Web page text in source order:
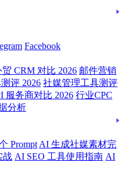
Facebook
贸 CRM 对比 2026 邮件营销
评 2026 社媒管理工具测评
服务商对比 2026 行业CPC
分析
Prompt AI 生成社媒素材完
战 AI SEO 工具使用指南 AI